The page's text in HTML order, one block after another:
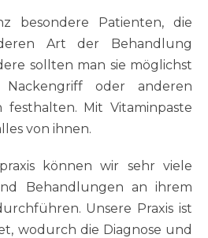
besondere Patienten, die
Art der Behandlung
sollten man sie möglichst
oder anderen
festhalten. Mit Vitaminpaste
von ihnen.
können wir sehr viele
Behandlungen an ihrem
Unsere Praxis ist
wodurch die Diagnose und